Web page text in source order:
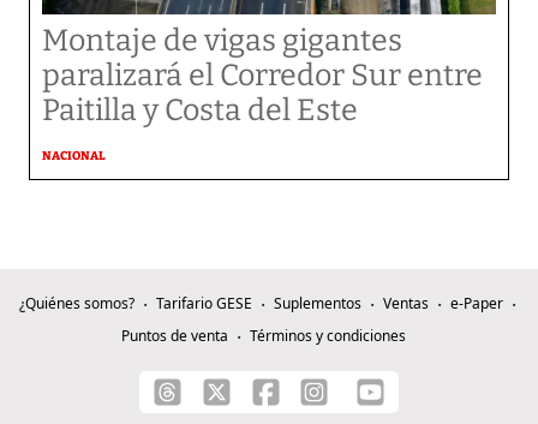
Montaje de vigas gigantes
paralizará el Corredor Sur entre
Paitilla y Costa del Este
NACIONAL
¿Quiénes somos? Tarifario GESE Suplementos Ventas
e-Paper
Puntos de venta
Términos y condiciones